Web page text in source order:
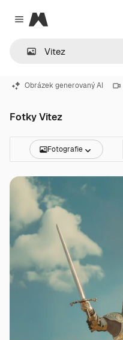
Close menu
Magnific
Obrázek generovaný AI
Fotky Vitez
Fotografie